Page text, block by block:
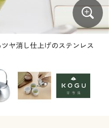
文ヤ消し仕上げのステンレス